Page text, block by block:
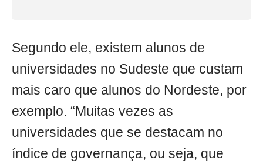
Segundo ele, existem alunos de
universidades no Sudeste que custam
mais caro que alunos do Nordeste, por
exemplo. “Muitas vezes as
universidades que se destacam no
índice de governança, ou seja, que